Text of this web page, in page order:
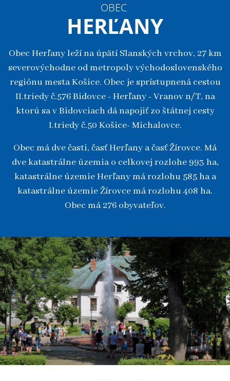
OBEC
HERĽANY
Obec Herľany leží na úpätí Slanských vrchov, 27 km
severovýchodne od metropoly východoslovenského
regiónu mesta Košice. Obec je sprístupnená cestou
II.triedy č.576 Bidovce - Herľany - Vranov n/T, na
ktorú sa v Bidovciach dá napojiť zo štátnej cesty
I.triedy č.50 Košice- Michalovce.
Obec má dve časti, časť Herľany a časť Žírovce. Má
dve katastrálne územia o celkovej rozlohe 993 ha,
katastrálne územie Herľany má rozlohu 585 ha a
katastrálne územie Žírovce má rozlohu 408 ha.
Obec má 276 obyvateľov.